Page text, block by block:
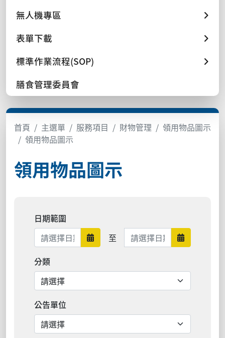
無人機專區
表單下載
標準作業流程(SOP)
膳食管理委員會
首頁 主選單 服務項目 財物管理
領用物品圖示
領用物品圖示
領用物品圖示
日期範圍
日期範圍開始
至 日期範圍結束 日期範圍
分類
公告單位